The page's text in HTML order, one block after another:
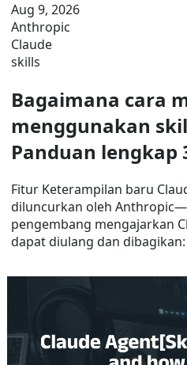
Aug 9, 2026
Anthropic
Claude
skills
Bagaimana cara
menggunakan
Panduan lengkap
Fitur Keterampilan baru
diluncurkan oleh
pengembang mengajarkan
dapat diulang dan